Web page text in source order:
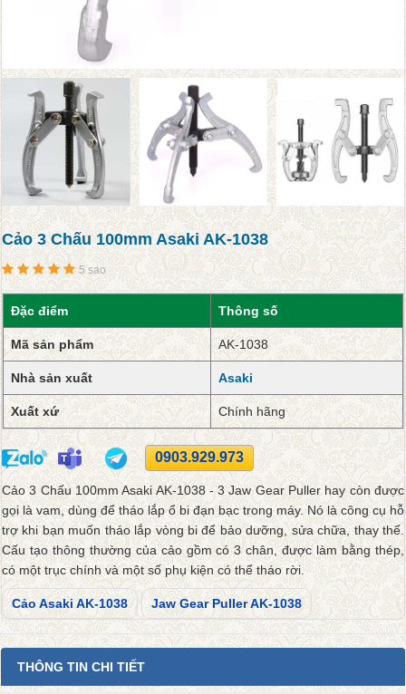
Cảo 3 Chấu 100mm Asaki AK-1038
5 sao
Đặc điểm Thông số
Mã sản phẩm AK-1038
Nhà sản xuất Asaki
Xuất xứ Chính hãng
0903.929.973
Cảo 3 Chấu 100mm Asaki AK-1038 - 3 Jaw Gear Puller hay còn được
gọi là vam, dùng để tháo lắp ổ bi đạn bạc trong máy. Nó là công cụ hỗ
trợ khi bạn muốn tháo lắp vòng bi để bảo dưỡng, sửa chữa, thay thế.
Cấu tạo thông thường của cảo gồm có 3 chân, được làm bằng thép,
có một trục chính và một số phụ kiện có thể tháo rời.
Cảo Asaki AK-1038 Jaw Gear Puller AK-1038
THÔNG TIN CHI TIẾT